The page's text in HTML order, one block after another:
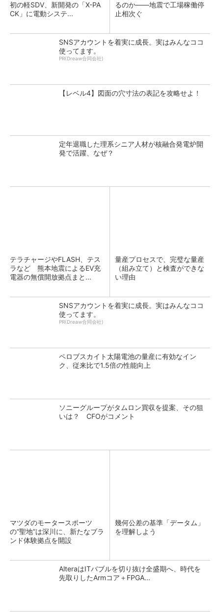
初の軽SDV、新開発の「X-PA
CK」に電動システ...
るのか――地震で工場稼働停
止相次ぐ
SNSアカウントを着実に成長。実はみんなココ
使ってます。
PR(Dreaw合同会社)
【レベル4】図面の穴寸法の表記を攻略せよ！
定年退職した理系シニア人材が核融合発電炉開
発で活躍、なぜ？
テラチャージやFLASH、テス
ラなど 熊本地震によるEV充
電器の無償開放拠点まと...
量産プロセスで、完璧な量産
（組み立て）と検査ができな
い理由
SNSアカウントを着実に成長。実はみんなココ
使ってます。
PR(Dreaw合同会社)
ペロブスカイト太陽電池の量産に有効なイン
ク、従来比で1.5倍の性能向上
ソニーグループがタムロン買収を提案、その狙
いは？ CFOがコメント
マツダのモータースポーツ
の“聖地”は深川に、新たなブラ
ンド体験拠点を開設
幾何公差の基準「データム」
を理解しよう
AlteraはITバブルを切り抜け全盛期へ、時代を
先取りしたArmコア＋FPGA...